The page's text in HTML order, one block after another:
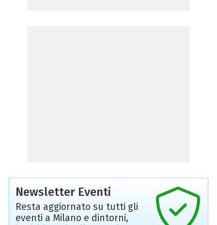
Newsletter Eventi
Resta aggiornato su tutti gli
eventi a Milano e dintorni,